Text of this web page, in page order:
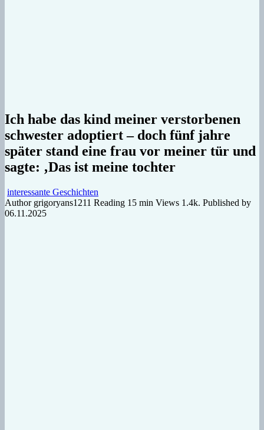
Ich habe das kind meiner verstorbenen
schwester adoptiert – doch fünf jahre
später stand eine frau vor meiner tür und
sagte: ‚Das ist meine tochter
interessante Geschichten
Author grigoryans1211 Reading 15 min Views 1.4k. Published by
06.11.2025